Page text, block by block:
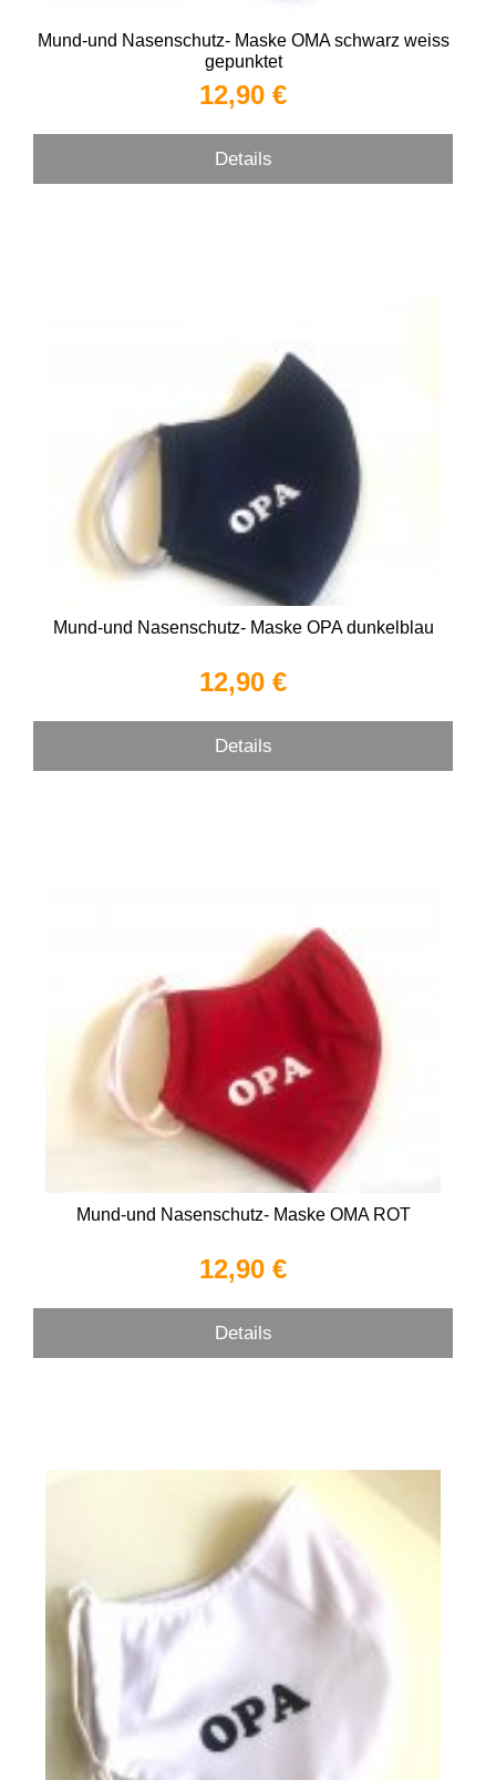
Mund-und Nasenschutz- Maske OMA schwarz weiss
gepunktet
12,90 €
Details
Mund-und Nasenschutz- Maske OPA dunkelblau
12,90 €
Details
Mund-und Nasenschutz- Maske OMA ROT
12,90 €
Details